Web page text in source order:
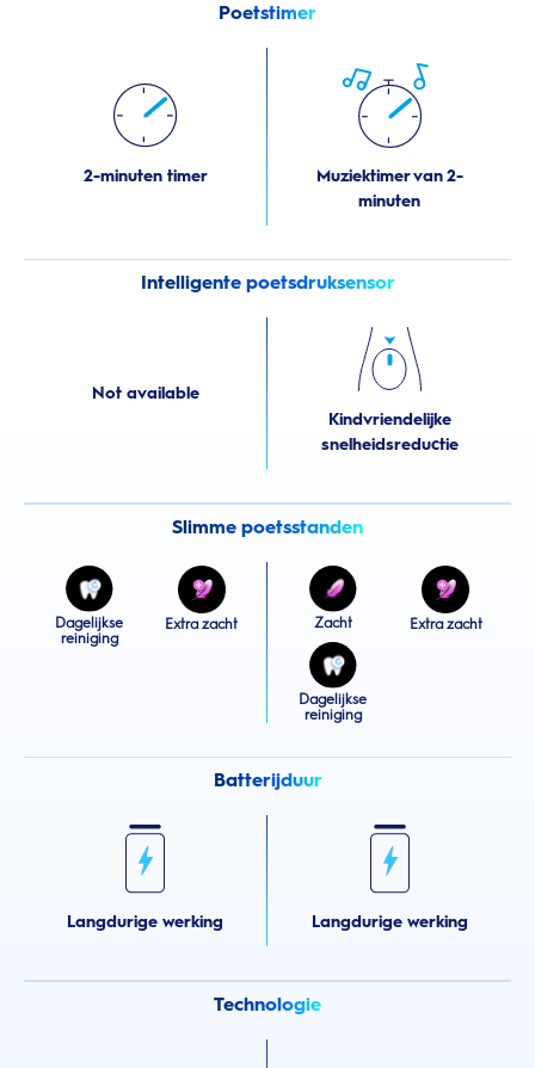
Poetstimer
2-minuten timer
Muziektimer van 2-
minuten
Intelligente poetsdruksensor
Not available
Kindvriendelijke
snelheidsreductie
Slimme poetsstanden
Dagelijkse
reiniging
Extra zacht Zacht Extra zacht
Dagelijkse
reiniging
Batterijduur
Langdurige werking Langdurige werking
Technologie